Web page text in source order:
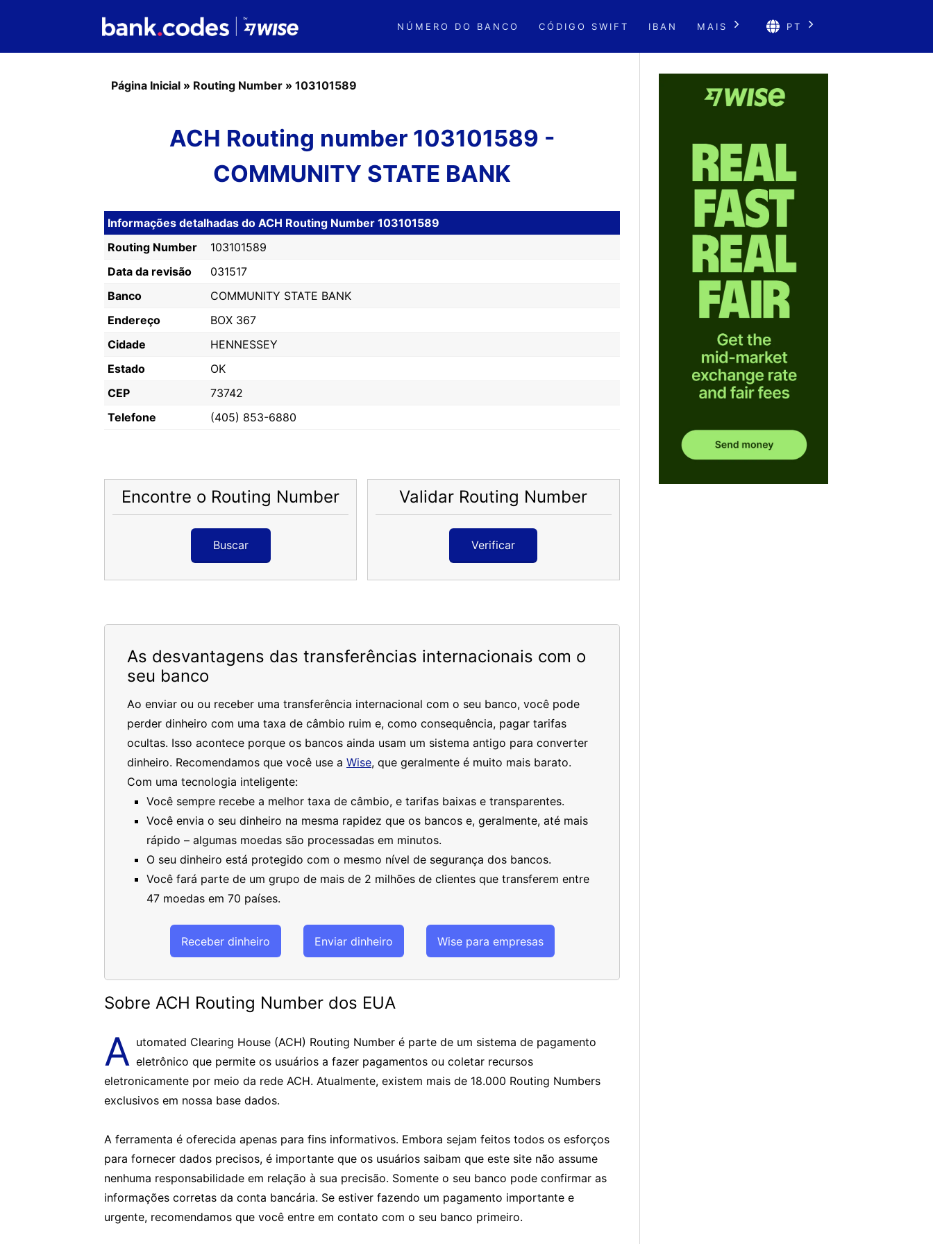
NÚMERO DO BANCO CÓDIGO SWIFT IBAN MAIS PT
Página Inicial » Routing Number » 103101589
ACH Routing number 103101589 -
COMMUNITY STATE BANK
Informações detalhadas do ACH Routing Number 103101589
Routing Number
103101589
Data da revisão
031517
Banco
COMMUNITY STATE BANK
Endereço
BOX 367
Cidade
HENNESSEY
Estado
OK
CEP
73742
Telefone
(405) 853-6880
Encontre o Routing Number
Buscar
Validar Routing Number
Verificar
As desvantagens das transferências internacionais com o
seu banco
Ao enviar ou ou receber uma transferência internacional com o seu banco, você pode
perder dinheiro com uma taxa de câmbio ruim e, como consequência, pagar tarifas
ocultas. Isso acontece porque os bancos ainda usam um sistema antigo para converter
dinheiro. Recomendamos que você use a Wise, que geralmente é muito mais barato.
Com uma tecnologia inteligente:
Você sempre recebe a melhor taxa de câmbio, e tarifas baixas e transparentes.
Você envia o seu dinheiro na mesma rapidez que os bancos e, geralmente, até mais
rápido – algumas moedas são processadas em minutos.
O seu dinheiro está protegido com o mesmo nível de segurança dos bancos.
Você fará parte de um grupo de mais de 2 milhões de clientes que transferem entre
47 moedas em 70 países.
Receber dinheiro Enviar dinheiro Wise para empresas
Sobre ACH Routing Number dos EUA
A utomated Clearing House (ACH) Routing Number é parte de um sistema de pagamento
eletrônico que permite os usuários a fazer pagamentos ou coletar recursos
eletronicamente por meio da rede ACH. Atualmente, existem mais de 18.000 Routing Numbers
exclusivos em nossa base dados.
A ferramenta é oferecida apenas para fins informativos. Embora sejam feitos todos os esforços
para fornecer dados precisos, é importante que os usuários saibam que este site não assume
nenhuma responsabilidade em relação à sua precisão. Somente o seu banco pode confirmar as
informações corretas da conta bancária. Se estiver fazendo um pagamento importante e
urgente, recomendamos que você entre em contato com o seu banco primeiro.